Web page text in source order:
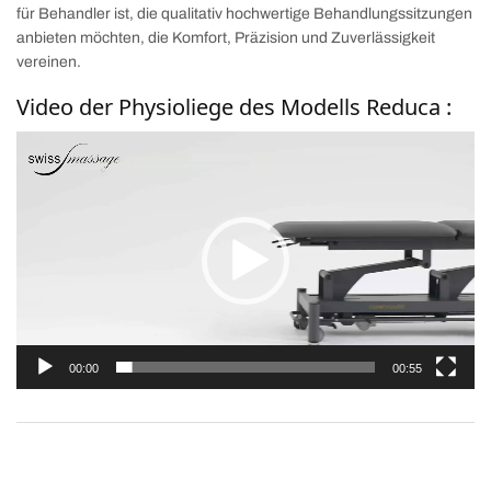
für Behandler ist, die qualitativ hochwertige Behandlungssitzungen
anbieten möchten, die Komfort, Präzision und Zuverlässigkeit
vereinen.
Video der Physioliege des Modells Reduca :
Player
00:00 00:55